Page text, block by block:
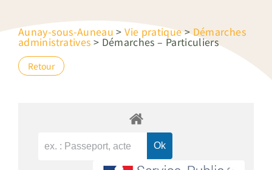
Aunay-sous-Auneau >Vie pratique>Démarches
administratives > Démarches – Particuliers
Retour